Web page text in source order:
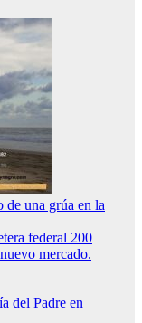
de una grúa en la
federal 200
mercado.
del Padre en